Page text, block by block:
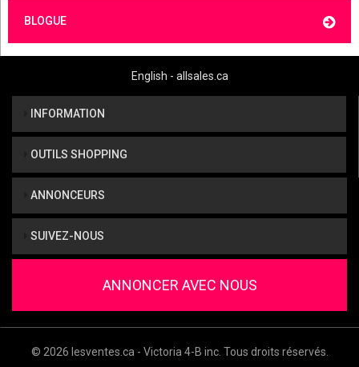
BLOGUE
English - allsales.ca
INFORMATION
OUTILS SHOPPING
ANNONCEURS
SUIVEZ-NOUS
ANNONCER AVEC NOUS
© 2026 lesventes.ca - Victoria 4-B inc. Tous droits réservés.